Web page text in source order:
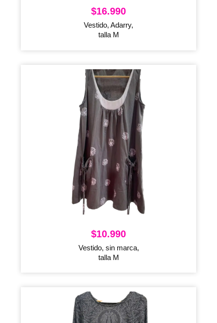
$16.990
Vestido, Adarry,
talla M
$10.990
Vestido, sin marca,
talla M